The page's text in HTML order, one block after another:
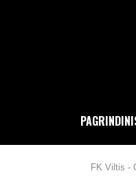
FK Viltis -